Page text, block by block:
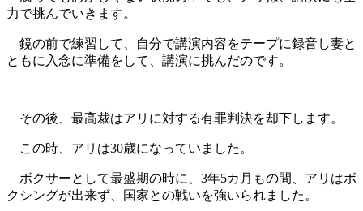
力で挑んでいきます。
鏡の前で練習して、自分で講演内容をテープに録音し妻と
ともに入念に準備をして、講演に挑んだのです。
その後、最高裁はアリに対する有罪判決を却下します。
この時、アリは30歳になっていました。
ボクサーとして最盛期の時に、3年5カ月もの間、アリはボ
クシングが出来ず、国家との戦いを強いられました。